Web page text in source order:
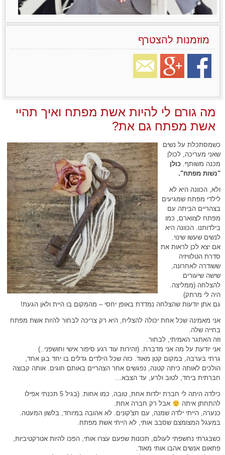
מוזמנות להצטרף
מה גורם לי להיות אשת מפתח ואיך תהיי
אשת מפתח גם את?
כשמסתכלת על נשים
שאני מעריכה, לכולן
מכנה משותף.כולן
"נשות מפתח".
ולא, הכוונה היא לא
לילדי מפתח שמגיעים
בצהריים הביתה עם
מפתח לצווארם, כמו
בילדותנו. הכוונה היא
לנשים שעשו שינוי.
אם יצא לכן לראות את
סדרת הטלוויזיה
ששודרה לאחרונה,
שישה שיעורים
להצלחה (ממליצה.
היה לי מרתק)
גם אתן יודעות שהצלחה נמדדת באופן יחסי – מהמקום בו היית ולאן הגעת!
אני מאמינה שכל אחת יכולה להצליח, היא רק צריכה לבחור להיות אשת מפתח
בחייה שלה.
וזה האתגר האמיתי, לבחור.
אני יודעת על מה אני מדברת. (זהירות עוד רגע סיפור אישי וחושפני..)
גרתי בערבה, במקום קטן מאוד. כזה שכל הילדים גדלים בו יחד בגן אחד,
הולכים לאותה כיתה קטנה, נפגשים אחר הצהריים באותם חוגים. אותה קבוצה
חברתית ביחד, לטוב ולרע, עד הצבא…
כילדה היתה לי חברת ילדות אחת, טובה, כמו אחות. (בגיל 5 תכנתי אפילו
להתחתן איתה
אבל רק חברה אחת.
כנערה, הייתי ילדה שמנה, עם חצ'קונים. לא אהובה במיוחד, בלשון המעטה.
במעגל המצומצם שסבב אותי, לא הייתי אשת מפתח.
כשבגרתי נחשפתי לעולם, תכונות שפעם עצרו אותי, הפכו להיות אטרקטיביות,
פתאום אנשים אהבו אותי מאוד.